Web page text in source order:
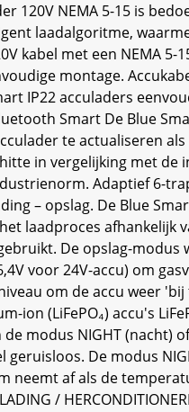
120V NEMA 5-15 is
laadalgoritme,
kabel met een NEMA 5-
montage.
IP22 acculaders
Smart De Blue
te actualiseren
in vergelijking met de
Adaptief 6-
– opslag. De Blue
laadproces afhankelijk
De opslag-modus
voor 24V-accu) om
om de accu weer
(LiFePO₄) accu's
modus NIGHT (nacht)
De modus
af als de
/